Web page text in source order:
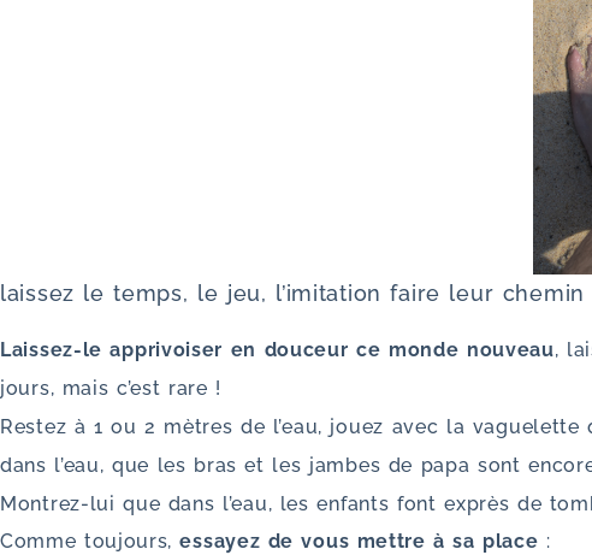
laissez le temps, le jeu, l’imitation faire leur chemin
Laissez-le apprivoiser en douceur ce monde nouveau,
jours, mais c’est rare !
Restez à 1 ou 2 mètres de l’eau, jouez avec la
dans l’eau, que les bras et les jambes de papa sont
Montrez-lui que dans l’eau, les enfants font exprès de
Comme toujours, essayez de vous mettre à sa place :